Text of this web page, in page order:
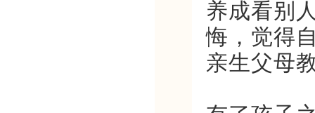
养成看别
悔，觉得
亲生父母